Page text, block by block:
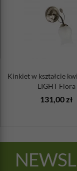
Kinkiet w kształcie
LIGHT Flora
131,00 zł